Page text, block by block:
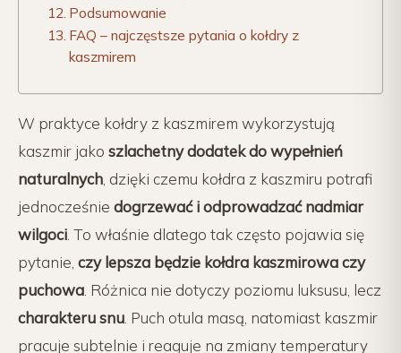
Podsumowanie
FAQ – najczęstsze pytania o kołdry z
kaszmirem
W praktyce kołdry z kaszmirem wykorzystują
kaszmir jako szlachetny dodatek do wypełnień
naturalnych , dzięki czemu kołdra z kaszmiru potrafi
jednocześnie dogrzewać i odprowadzać nadmiar
wilgoci . To właśnie dlatego tak często pojawia się
pytanie, czy lepsza będzie kołdra kaszmirowa czy
puchowa . Różnica nie dotyczy poziomu luksusu, lecz
charakteru snu . Puch otula masą, natomiast kaszmir
pracuje subtelnie i reaguje na zmiany temperatury